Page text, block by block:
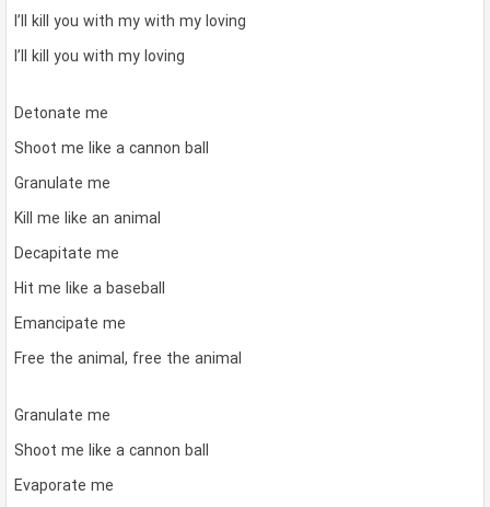
I’ll kill you with my with my loving
I’ll kill you with my loving
Detonate me
Shoot me like a cannon ball
Granulate me
Kill me like an animal
Decapitate me
Hit me like a baseball
Emancipate me
Free the animal, free the animal
Granulate me
Shoot me like a cannon ball
Evaporate me